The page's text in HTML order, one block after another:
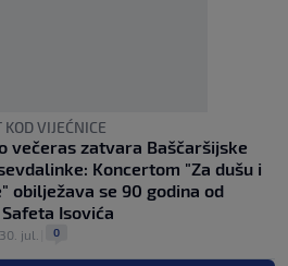
KOD VIJEĆNICE
večeras zatvara Baščaršijske
Koncertom "Za dušu i
obilježava se 90 godina od
Isovića
30. jul. 0